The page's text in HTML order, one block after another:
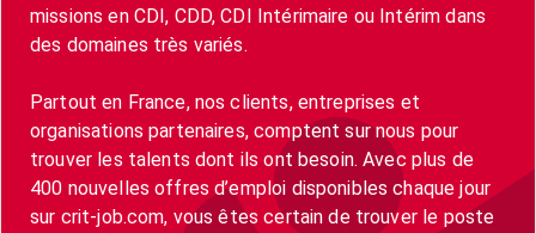
missions en CDI, CDD, CDI Intérimaire ou Intérim dans
des domaines très variés.
Partout en France, nos clients, entreprises et
organisations partenaires, comptent sur nous pour
trouver les talents dont ils ont besoin. Avec plus de
400 nouvelles offres d’emploi disponibles chaque jour
sur crit-job.com, vous êtes certain de trouver le poste